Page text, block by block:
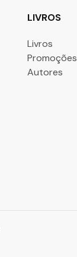
LIVROS
Livros
Promoções
Autores